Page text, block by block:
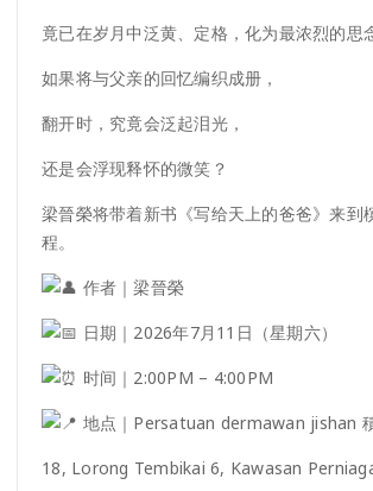
竟已在岁月中泛黄、定格，化为最浓烈的思
如果将与父亲的回忆编织成册，
翻开时，究竟会泛起泪光，
还是会浮现释怀的微笑？
梁晉榮将带着新书《写给天上的爸爸》来
程。
作者｜梁晉榮
日期｜2026年7月11日（星期六）
时间｜2:00PM – 4:00PM
地点｜Persatuan dermawan jishan
18, Lorong Tembikai 6, Kawasan